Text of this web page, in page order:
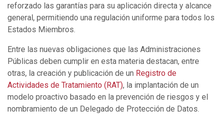
reforzado las garantías para su aplicación directa y alcance
general, permitiendo una regulación uniforme para todos los
Estados Miembros.
Entre las nuevas obligaciones que las Administraciones
Públicas deben cumplir en esta materia destacan, entre
otras, la creación y publicación de un Registro de
Actividades de Tratamiento (RAT), la implantación de un
modelo proactivo basado en la prevención de riesgos y el
nombramiento de un Delegado de Protección de Datos.